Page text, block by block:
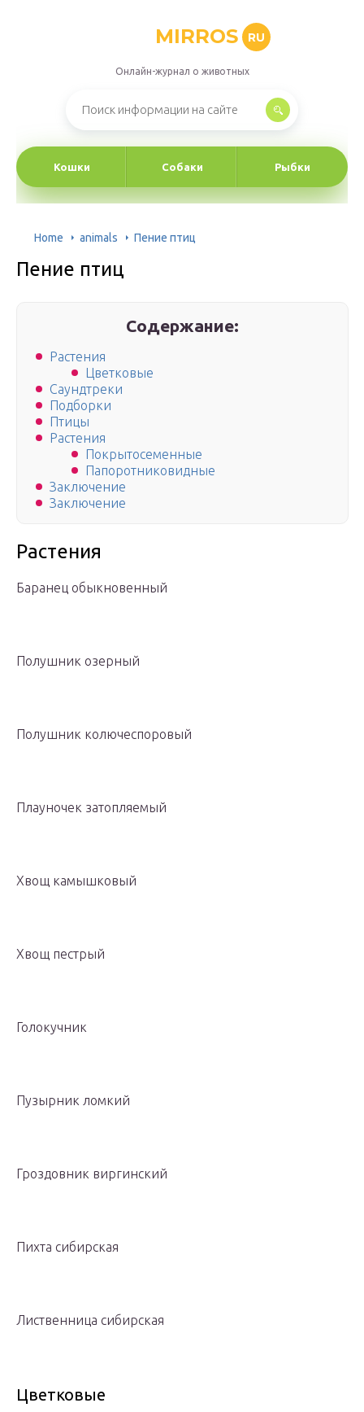
MIRROS RU
Онлайн-журнал о животных
Кошки Собаки Рыбки
Home animals Пение птиц
Пение птиц
Содержание:
Растения
Цветковые
Саундтреки
Подборки
Птицы
Растения
Покрытосеменные
Папоротниковидные
Заключение
Заключение
Растения
Баранец обыкновенный
Полушник озерный
Полушник колючеспоровый
Плауночек затопляемый
Хвощ камышковый
Хвощ пестрый
Голокучник
Пузырник ломкий
Гроздовник виргинский
Пихта сибирская
Лиственница сибирская
Цветковые